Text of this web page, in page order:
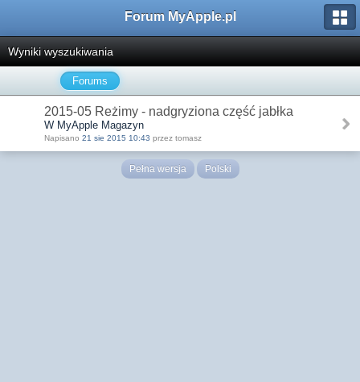
Forum MyApple.pl
Wyniki wyszukiwania
Forums
2015-05 Reżimy - nadgryziona część jabłka
W MyApple Magazyn
Napisano 21 sie 2015 10:43 przez tomasz
Pełna wersja Polski